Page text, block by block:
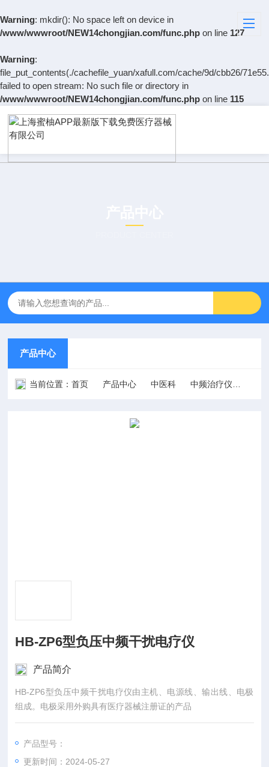
Warning: mkdir(): No space left on device in
/www/wwwroot/NEW14chongjian.com/func.php on line 127
Warning:
file_put_contents(./cachefile_yuan/xafull.com/cache/9d/cbb26/
failed to open stream: No such file or directory in
/www/wwwroot/NEW14chongjian.com/func.php on line 115
产品中心
当前位置：首页 产品中心 中医科 中频治疗仪
HB-ZP6型负压中频干扰电疗仪
产品简介
HB-ZP6型负压中频干扰电疗仪由主机、电源线、输出线、电极
组成。电极采用外购具有医疗器械注册证的产品
产品型号：
更新时间：2024-05-27